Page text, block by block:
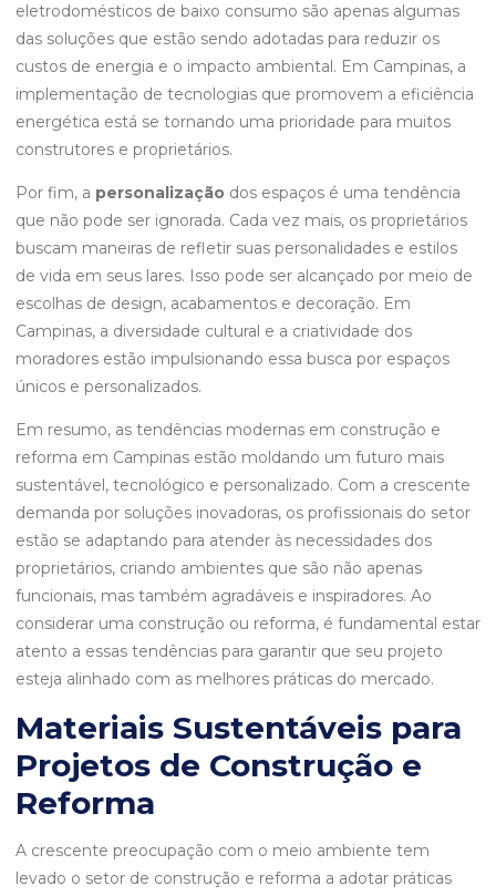
eletrodomésticos de baixo consumo são apenas algumas
das soluções que estão sendo adotadas para reduzir os
custos de energia e o impacto ambiental. Em Campinas, a
implementação de tecnologias que promovem a eficiência
energética está se tornando uma prioridade para muitos
construtores e proprietários.
Por fim, a personalização dos espaços é uma tendência
que não pode ser ignorada. Cada vez mais, os proprietários
buscam maneiras de refletir suas personalidades e estilos
de vida em seus lares. Isso pode ser alcançado por meio de
escolhas de design, acabamentos e decoração. Em
Campinas, a diversidade cultural e a criatividade dos
moradores estão impulsionando essa busca por espaços
únicos e personalizados.
Em resumo, as tendências modernas em construção e
reforma em Campinas estão moldando um futuro mais
sustentável, tecnológico e personalizado. Com a crescente
demanda por soluções inovadoras, os profissionais do setor
estão se adaptando para atender às necessidades dos
proprietários, criando ambientes que são não apenas
funcionais, mas também agradáveis e inspiradores. Ao
considerar uma construção ou reforma, é fundamental estar
atento a essas tendências para garantir que seu projeto
esteja alinhado com as melhores práticas do mercado.
Materiais Sustentáveis para
Projetos de Construção e
Reforma
A crescente preocupação com o meio ambiente tem
levado o setor de construção e reforma a adotar práticas